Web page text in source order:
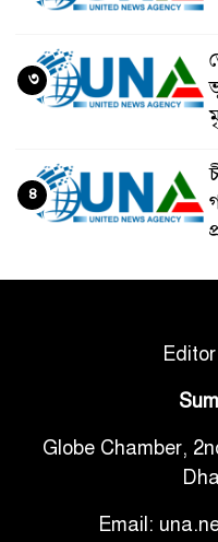
৩
৪
Globe Chamber,
Email: